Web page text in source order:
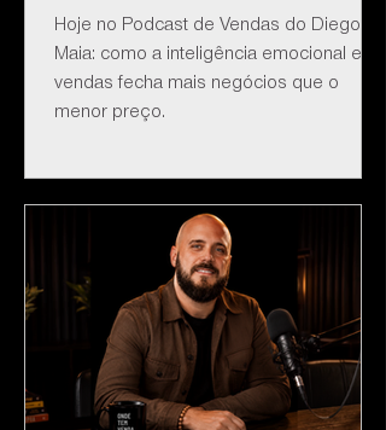
Hoje no Podcast de Vendas do Diego
Maia: como a inteligência emocional em
vendas fecha mais negócios que o
menor preço.